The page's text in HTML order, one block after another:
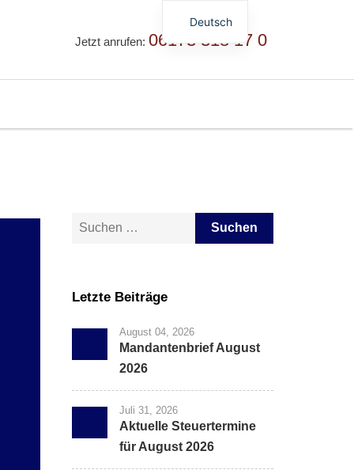
Jetzt anrufen: 06173 318 17 0
Suche nach:
Letzte Beiträge
August 04, 2026
Mandantenbrief August
2026
Juli 31, 2026
Aktuelle Steuertermine
für August 2026
Deutsch
English